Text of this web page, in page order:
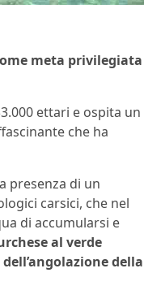
meta privilegiata
ettari e ospita un
che ha
presenza di un
carsici, che nel
di accumularsi e
al verde
della